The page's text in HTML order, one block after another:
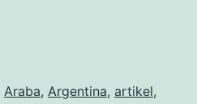
Araba, Argentina, artikel,